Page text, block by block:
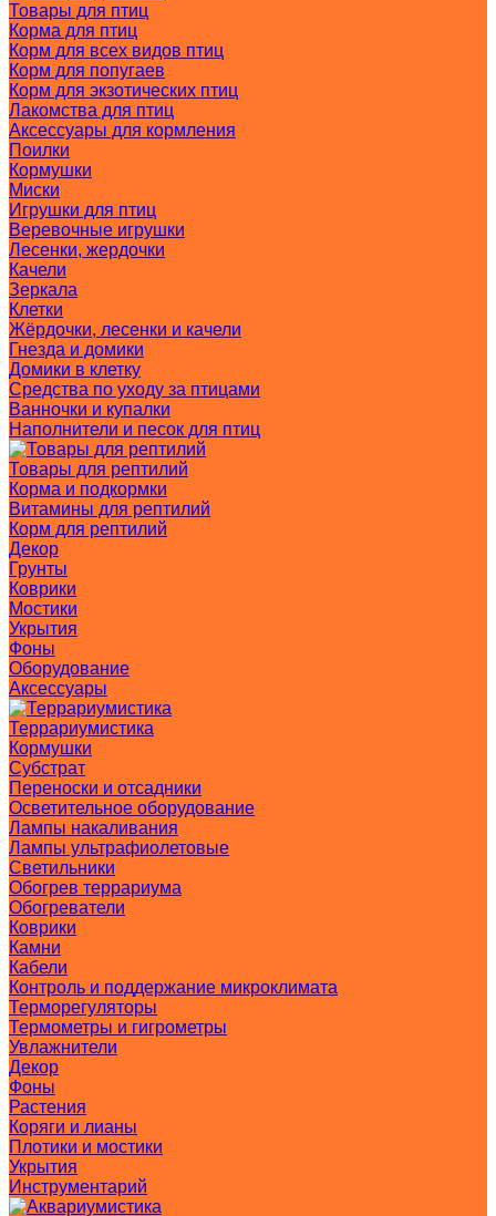
Товары для птиц
Корма для птиц
Корм для всех видов птиц
Корм для попугаев
Корм для экзотических птиц
Лакомства для птиц
Аксессуары для кормления
Поилки
Кормушки
Миски
Игрушки для птиц
Веревочные игрушки
Лесенки, жердочки
Качели
Зеркала
Клетки
Жёрдочки, лесенки и качели
Гнезда и домики
Домики в клетку
Средства по уходу за птицами
Ванночки и купалки
Наполнители и песок для птиц
Товары для рептилий
Корма и подкормки
Витамины для рептилий
Корм для рептилий
Декор
Грунты
Коврики
Мостики
Укрытия
Фоны
Оборудование
Аксессуары
Террариумистика
Кормушки
Субстрат
Переноски и отсадники
Осветительное оборудование
Лампы накаливания
Лампы ультрафиолетовые
Светильники
Обогрев террариума
Обогреватели
Коврики
Камни
Кабели
Контроль и поддержание микроклимата
Терморегуляторы
Термометры и гигрометры
Увлажнители
Декор
Фоны
Растения
Коряги и лианы
Плотики и мостики
Укрытия
Инструментарий